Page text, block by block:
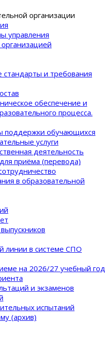
организации
управления
и требования
обеспечение и
процеcса.
поддержки обучающихся
услуги
деятельность
приёма (перевода)
в образовательной
линии в системе СПО
на 2026/27 учебный год
и экзаменов
испытаний
(архив)